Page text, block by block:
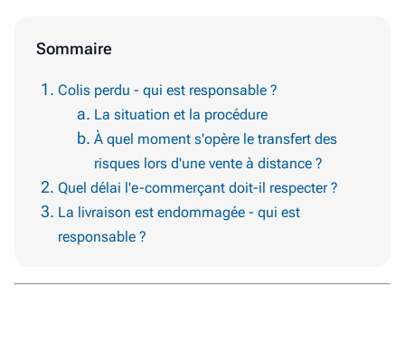
Sommaire
Colis perdu - qui est responsable ?
La situation et la procédure
À quel moment s'opère le transfert des
risques lors d'une vente à distance ?
Quel délai l'e-commerçant doit-il respecter ?
La livraison est endommagée - qui est
responsable ?